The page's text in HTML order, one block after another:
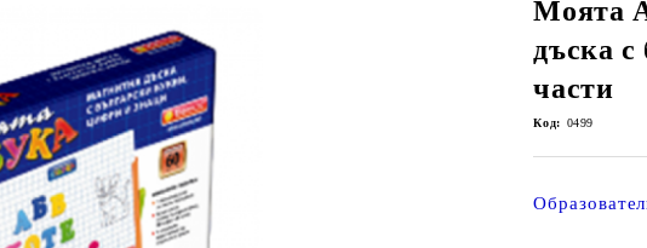
Моята
дъска
части
Код: 0499